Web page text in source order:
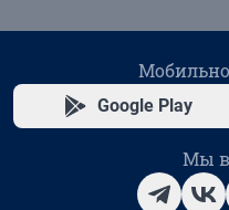
Google Play
Мы в